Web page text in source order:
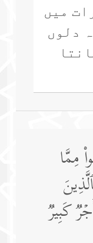
میں
دلوں
مِمَّا
كَبِیرࣱ